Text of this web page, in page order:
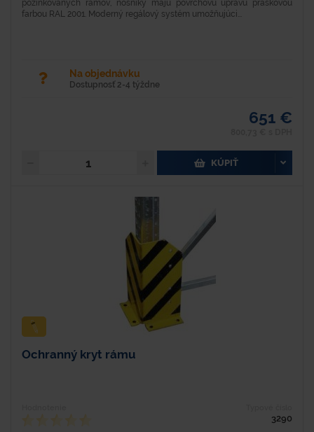
pozinkovaných rámov, nosníky majú povrchovú úpravu práškovou
farbou RAL 2001. Moderný regálový systém umožňujúci...
Na objednávku
Dostupnosť 2-4 týždne
651 €
KÚPIŤ
Ochranný kryt rámu
3290